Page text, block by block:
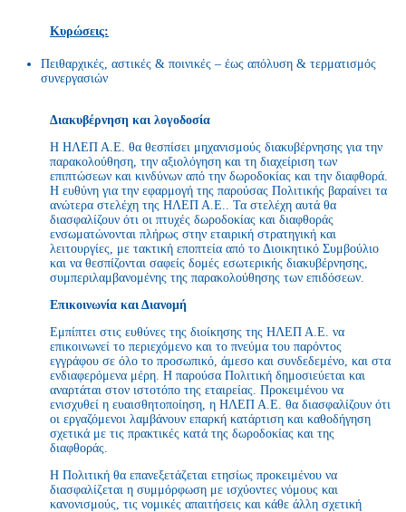
Κυρώσεις:
Πειθαρχικές, αστικές & ποινικές – έως απόλυση & τερματισμός
συνεργασιών
Διακυβέρνηση και λογοδοσία
Η ΗΛΕΠ Α.Ε. θα θεσπίσει μηχανισμούς διακυβέρνησης για την
παρακολούθηση, την αξιολόγηση και τη διαχείριση των
επιπτώσεων και κινδύνων από την δωροδοκίας και την διαφθορά.
Η ευθύνη για την εφαρμογή της παρούσας Πολιτικής βαραίνει τα
ανώτερα στελέχη της ΗΛΕΠ Α.Ε.. Τα στελέχη αυτά θα
διασφαλίζουν ότι οι πτυχές δωροδοκίας και διαφθοράς
ενσωματώνονται πλήρως στην εταιρική στρατηγική και
λειτουργίες, με τακτική εποπτεία από το Διοικητικό Συμβούλιο
και να θεσπίζονται σαφείς δομές εσωτερικής διακυβέρνησης,
συμπεριλαμβανομένης της παρακολούθησης των επιδόσεων.
Επικοινωνία και Διανομή
Εμπίπτει στις ευθύνες της διοίκησης της ΗΛΕΠ Α.Ε. να
επικοινωνεί το περιεχόμενο και το πνεύμα του παρόντος
εγγράφου σε όλο το προσωπικό, άμεσο και συνδεδεμένο, και στα
ενδιαφερόμενα μέρη. Η παρούσα Πολιτική δημοσιεύεται και
αναρτάται στον ιστοτόπο της εταιρείας. Προκειμένου να
ενισχυθεί η ευαισθητοποίηση, η ΗΛΕΠ Α.Ε. θα διασφαλίζουν ότι
οι εργαζόμενοι λαμβάνουν επαρκή κατάρτιση και καθοδήγηση
σχετικά με τις πρακτικές κατά της δωροδοκίας και της
διαφθοράς.
Η Πολιτική θα επανεξετάζεται ετησίως προκειμένου να
διασφαλίζεται η συμμόρφωση με ισχύοντες νόμους και
κανονισμούς, τις νομικές απαιτήσεις και κάθε άλλη σχετική